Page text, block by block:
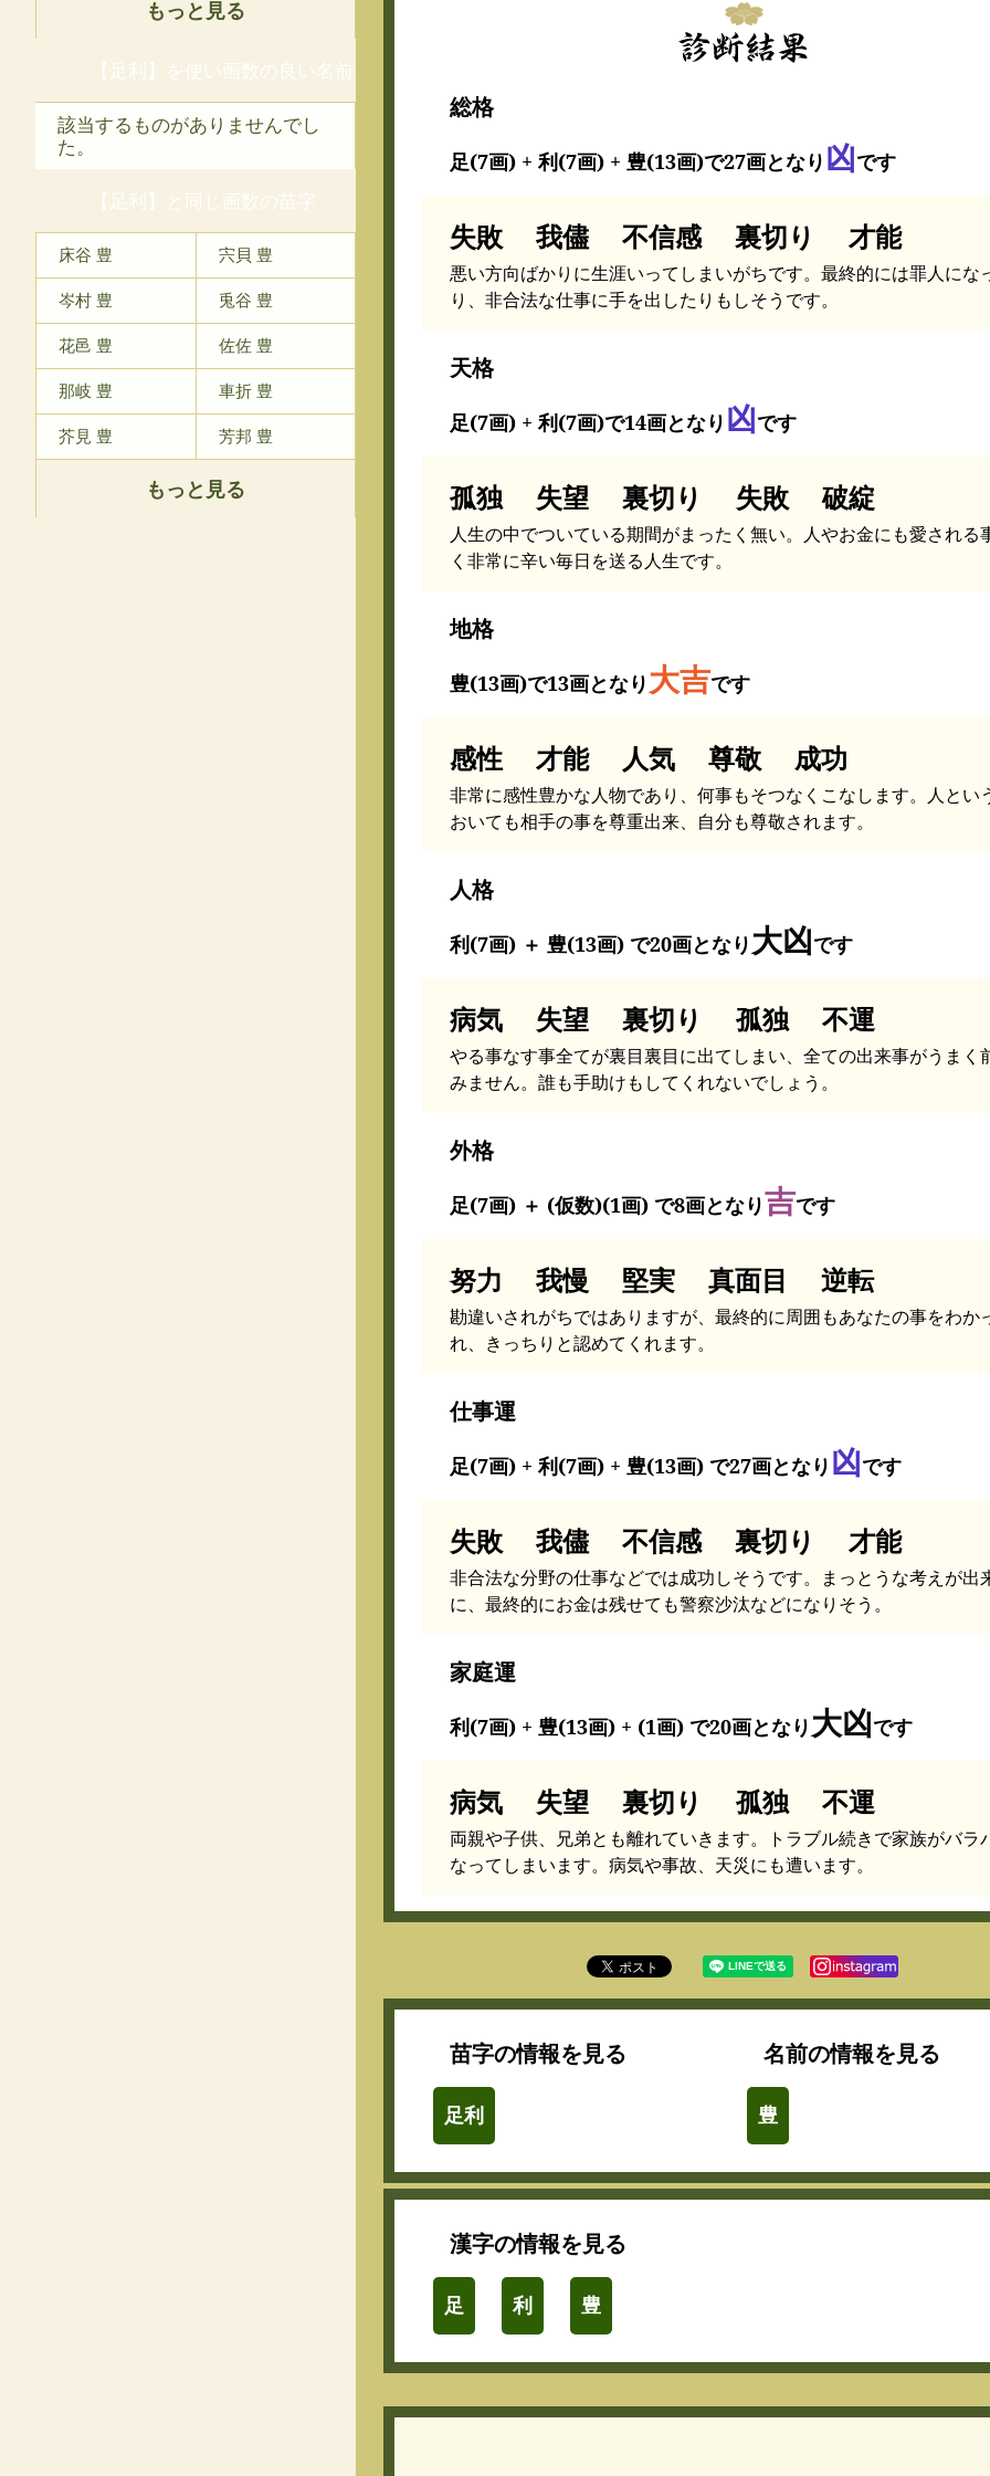
もっと見る
【足利】を使い画数の良い名前
該当するものがありませんでし
た。
【足利】と同じ画数の苗字
床谷 豊 宍貝 豊
岑村 豊 兎谷 豊
花邑 豊 佐佐 豊
那岐 豊 車折 豊
芥見 豊 芳邦 豊
もっと見る
総格
足(7画) + 利(7画) + 豊(13画)で27画となり 凶です
失敗 我儘 不信感 裏切り 才能
悪い方向ばかりに生涯いってしまいがちです。最終的には罪人にな
り、非合法な仕事に手を出したりもしそうです。
天格
足(7画) + 利(7画)で14画となり 凶です
孤独 失望 裏切り 失敗 破綻
人生の中でついている期間がまったく無い。人やお金にも愛される
く非常に辛い毎日を送る人生です。
地格
豊(13画)で13画となり 大吉です
感性 才能 人気 尊敬 成功
非常に感性豊かな人物であり、何事もそつなくこなします。人とい
おいても相手の事を尊重出来、自分も尊敬されます。
人格
利(7画) ＋ 豊(13画) で20画となり 大凶です
病気 失望 裏切り 孤独 不運
やる事なす事全てが裏目裏目に出てしまい、全ての出来事がうまく
みません。誰も手助けもしてくれないでしょう。
外格
足(7画) ＋ (仮数)(1画) で8画となり吉です
努力 我慢 堅実 真面目 逆転
勘違いされがちではありますが、最終的に周囲もあなたの事をわか
れ、きっちりと認めてくれます。
仕事運
足(7画) + 利(7画) + 豊(13画) で27画となり 凶です
失敗 我儘 不信感 裏切り 才能
非合法な分野の仕事などでは成功しそうです。まっとうな考えが出
に、最終的にお金は残せても警察沙汰などになりそう。
家庭運
利(7画) + 豊(13画) + (1画) で20画となり 大凶です
病気 失望 裏切り 孤独 不運
両親や子供、兄弟とも離れていきます。トラブル続きで家族がバラ
なってしまいます。病気や事故、天災にも遭います。
苗字の情報を見る
足利
名前の情報を見る
豊
漢字の情報を見る
足 利 豊